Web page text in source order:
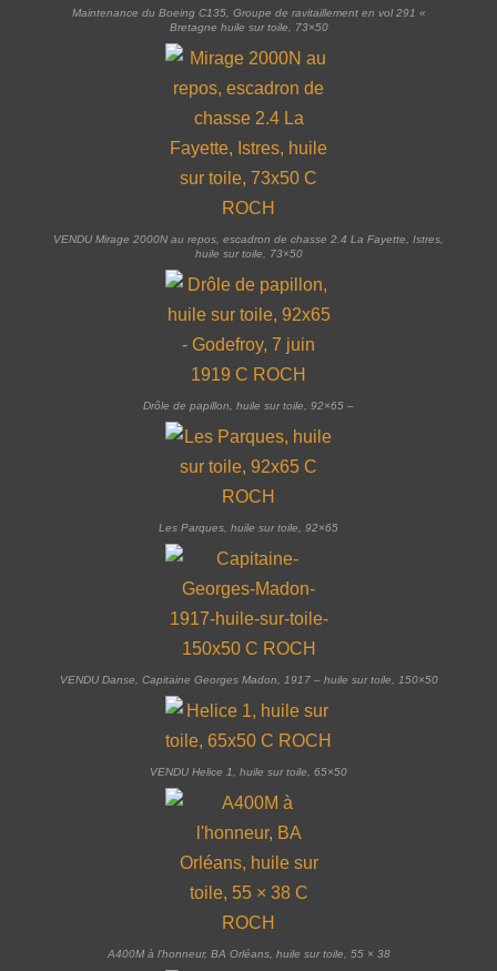
Maintenance du Boeing C135, Groupe de ravitaillement en vol 291 «
Bretagne huile sur toile, 73×50
VENDU Mirage 2000N au repos, escadron de chasse 2.4 La Fayette, Istres,
huile sur toile, 73×50
Drôle de papillon, huile sur toile, 92×65 –
Les Parques, huile sur toile, 92×65
VENDU Danse, Capitaine Georges Madon, 1917 – huile sur toile, 150×50
VENDU Helice 1, huile sur toile, 65×50
A400M à l’honneur, BA Orléans, huile sur toile, 55 × 38